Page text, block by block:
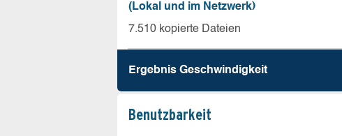
(Lokal und im Netzwerk)
7.510 kopierte Dateien
Ergebnis Geschw­indigkeit
Benutz­barkeit